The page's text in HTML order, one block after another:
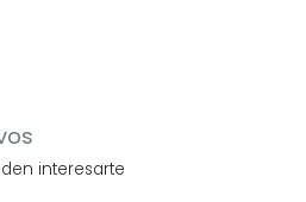
interesarte